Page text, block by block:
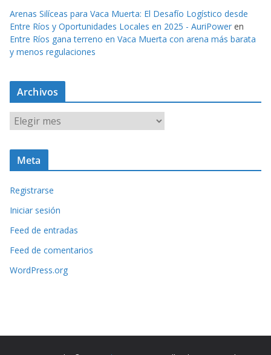
Arenas Silíceas para Vaca Muerta: El Desafío Logístico desde
Entre Ríos y Oportunidades Locales en 2025 - AuriPower en
Entre Ríos gana terreno en Vaca Muerta con arena más barata
y menos regulaciones
Archivos
r
c
v
o
s
Meta
Registrarse
Iniciar sesión
Feed de entradas
Feed de comentarios
WordPress.org